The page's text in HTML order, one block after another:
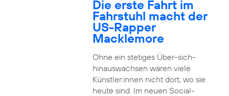
Die erste Fahrt im
Fahrstuhl macht der
US-Rapper
Macklemore
Ohne ein stetiges Über-sich-
hinauswachsen wären viele
Künstler:innen nicht dort, wo sie
heute sind. Im neuen Social-